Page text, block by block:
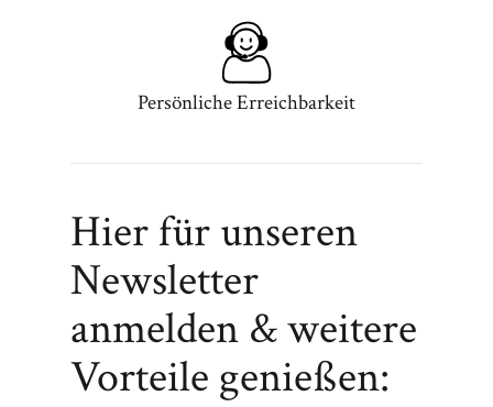
Persönliche Erreichbarkeit
Hier für unseren
Newsletter
anmelden & weitere
Vorteile genießen: